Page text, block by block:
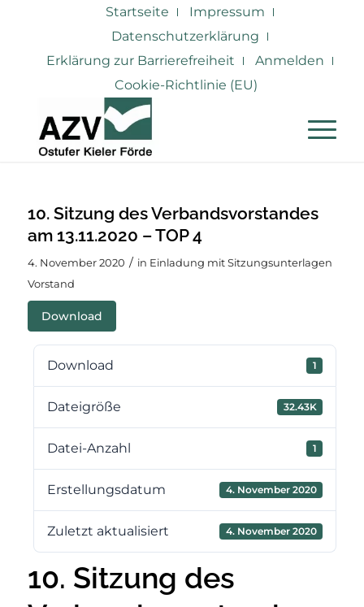
Startseite
Impressum
Datenschutzerklärung
Erklärung zur Barrierefreiheit
Anmelden
Cookie-Richtlinie (EU)
10. Sitzung des Verbandsvorstandes
am 13.11.2020 – TOP 4
4. November 2020 / in Einladung mit Sitzungsunterlagen
Vorstand
Download
Download 1
Dateigröße 32.43K
Datei-Anzahl 1
Erstellungsdatum 4. November 2020
Zuletzt aktualisiert 4. November 2020
10. Sitzung des